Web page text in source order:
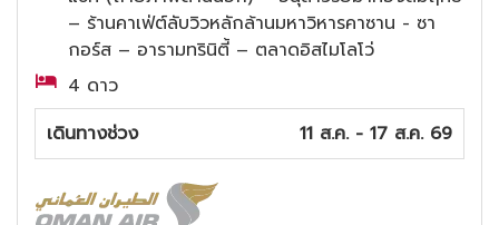
– ร้านคาเฟ่ต์ลับวิวหลักล้านมหาวิหารคาซาน - ซา
กอร์ส – อารามทรินิตี้ – ตลาดอิสไมโลโว่
4 ดาว
เดินทางช่วง
11 ส.ค. - 17 ส.ค. 69